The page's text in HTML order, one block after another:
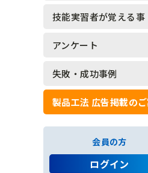
植生基材吹付工
グラウンドアンカー工
ロックボルト工
足場工
ロックネット工
法面工全般
技能実習者が覚える事
アンケート
アンケート結果一覧
失敗・成功事例
製品工法 広告掲載の
会員の方
ログイン